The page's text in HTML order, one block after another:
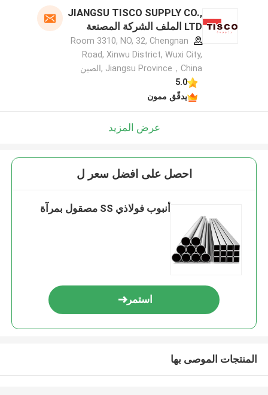
JIANGSU TISCO SUPPLY CO.,
LTD الملف الشركة المصنعة
Room 3310, NO, 32, Chengnan
Road, Xinwu District, Wuxi City,
Jiangsu Province，China ,الصين
5.0
يدقّق ممون
عرض المزيد
احصل على افضل سعر ل
أنبوب فولاذي SS مصقول بمرآة
استمر
المنتجات الموصى بها